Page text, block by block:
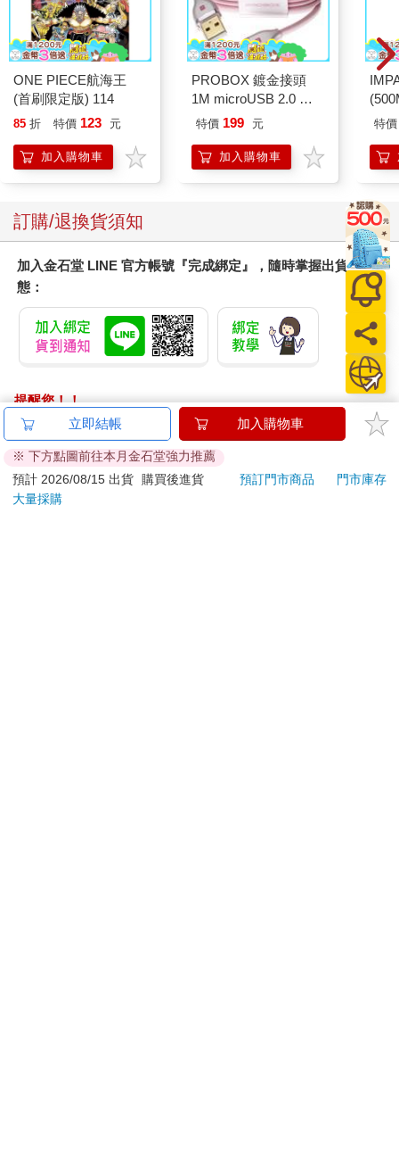
ONE PIECE航海王
(首刷限定版) 114
85 折 特價 123 元
加入購物車
PROBOX 鍍金接頭
1M microUSB 2.0 傳
輸線－粉
特價 199 元
加入購物車
特價
訂購/退換貨須知
加入金石堂 LINE 官方帳號『完成綁定』，隨時掌握出貨動
態：
提醒您！！
金石堂及銀行均不會請您操作ATM! 如接獲電話要求您前往
ATM提款機，請不要聽從指示，以免受騙上當！
退換貨須知：
**提醒您，鑑賞期不等於試用期，退回商品須為全新狀態**
立即結帳 加入購物車
※ 下方點圖前往本月金石堂強力推薦
預計 2026/08/15 出貨
購買後進貨 預訂門市商品
門市庫存
大量採購